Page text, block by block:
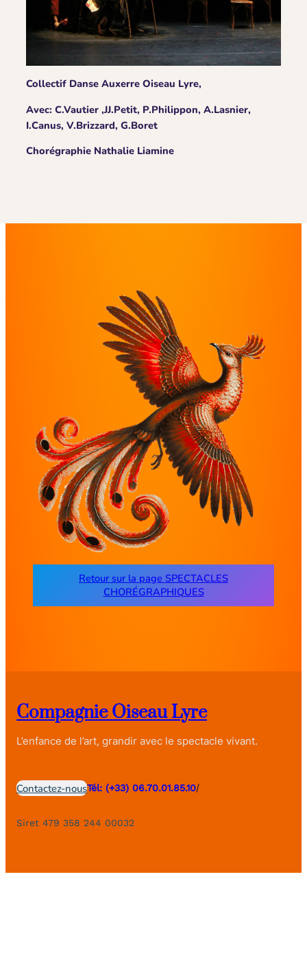
Collectif Danse Auxerre Oiseau Lyre,
Avec: C.Vautier ,JJ.Petit, P.Philippon, A.Lasnier,
I.Canus, V.Brizzard, G.Boret​
Chorégraphie Nathalie Liamine
Retour sur la page SPECTACLES
CHORÉGRAPHIQUES
Compagnie Oiseau Lyre
L’enfance de l’art, grandir avec le spectacle vivant.
Contactez-nousTél: (+33) 06.70.01.85.10/
Siret 479 358 244 00032